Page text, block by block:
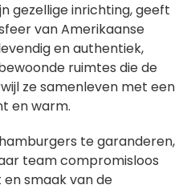
gezellige inrichting, geeft
van Amerikaanse
en authentiek,
ruimtes die de
ze samenleven met een
en warm.
te garanderen,
team compromisloos
smaak van de